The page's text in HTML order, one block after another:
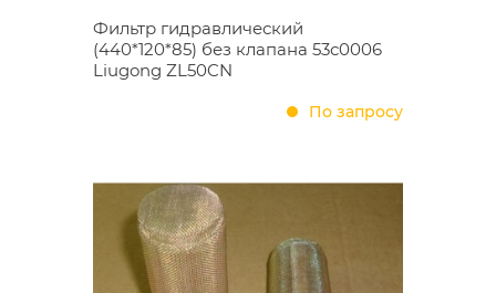
Фильтр гидравлический
(440*120*85) без клапанa 53с0006
Liugong ZL50CN
По запросу